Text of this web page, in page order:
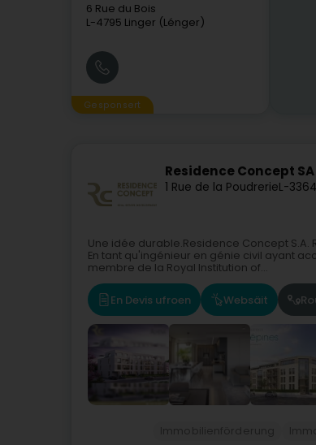
6 Rue du Bois
L-4795 Linger (Lénger)
Gesponsert
Residence Concept SA
1 Rue de la PoudrerieL-3364
Une idée durable.Residence Concept S.A.
En tant qu'ingénieur en génie civil ayant
membre de la Royal Institution of...
En Devis ufroen Websäit